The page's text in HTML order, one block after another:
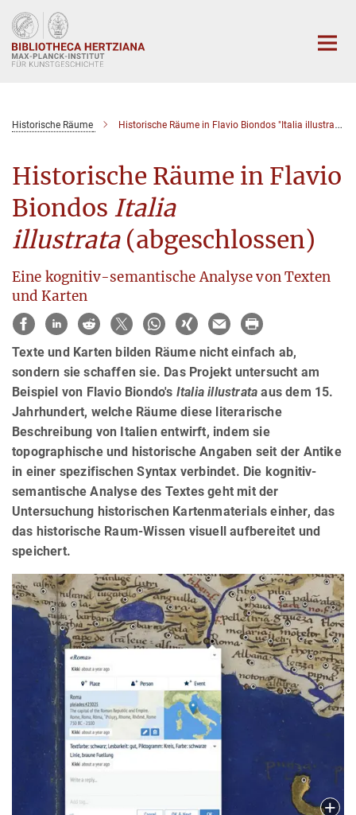
Hauptinhalt
Historische Räume Historische Räume in Flavio Biondos "Italia illustrata"
Historische Räume in Flavio
Biondos Italia
illustrata (abgeschlossen)
Eine kognitiv-semantische Analyse von Texten
und Karten
Texte und Karten bilden Räume nicht einfach ab,
sondern sie schaffen sie. Das Projekt untersucht am
Beispiel von Flavio Biondo's Italia illustrata aus dem 15.
Jahrhundert, welche Räume diese literarische
Beschreibung von Italien entwirft, indem sie
topographische und historische Angaben seit der Antike
in einer spezifischen Syntax verbindet. Die kognitiv-
semantische Analyse des Textes geht mit der
Untersuchung historischen Kartenmaterials einher, das
das historische Raum-Wissen visuell aufbereitet und
speichert.